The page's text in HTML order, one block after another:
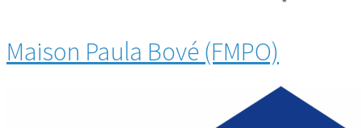
Maison Paula Bové (FMPO)